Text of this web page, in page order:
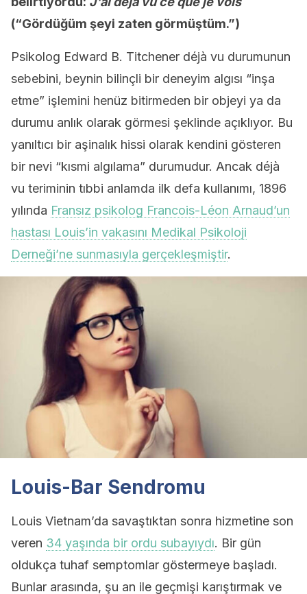
(“Gördüğüm şeyi zaten görmüştüm.”)
Psikolog Edward B. Titchener déjà vu durumunun
sebebini, beynin bilinçli bir deneyim algısı “inşa
etme” işlemini henüz bitirmeden bir objeyi ya da
durumu anlık olarak görmesi şeklinde açıklıyor. Bu
yanıltıcı bir aşinalık hissi olarak kendini gösteren
bir nevi “kısmi algılama” durumudur. Ancak déjà
vu teriminin tıbbi anlamda ilk defa kullanımı, 1896
yılında Fransız psikolog Francois-Léon Arnaud’un
hastası Louis’in vakasını Medikal Psikoloji
Derneği’ne sunmasıyla gerçekleşmiştir.
Louis-Bar Sendromu
Louis Vietnam’da savaştıktan sonra hizmetine son
veren 34 yaşında bir ordu subayıydı. Bir gün
oldukça tuhaf semptomlar göstermeye başladı.
Bunlar arasında, şu an ile geçmişi karıştırmak ve